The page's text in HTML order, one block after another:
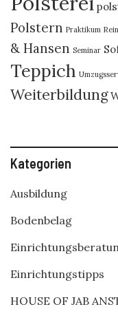
Polstern Praktikum
& Hansen Seminar
Teppich
Weiterbildung
Kategorien
Ausbildung
Bodenbelag
Einrichtungstipps
HOUSE OF JAB